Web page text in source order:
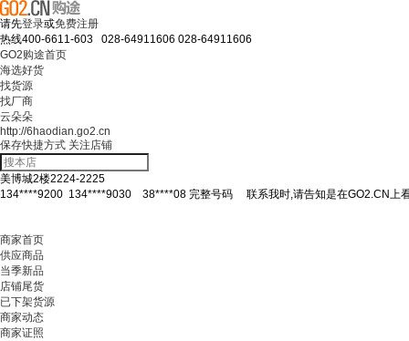
请先登录或免费注册
热线400-6611-603 028-64911606 028-64911606
GO2购途首页
海选好货
找货源
找厂商
云朵朵
http://6haodian.go2.cn
保存快捷方式 关注店铺
美博城2楼2224-2225
134****9200 134****9030 38****08 完整号码 联系我时,请告知是在GO2.CN上
商家首页
供应商品
当季新品
店铺尾货
已下架货源
商家动态
商家证照